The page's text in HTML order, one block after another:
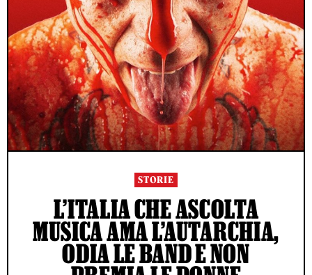
STORIE
L’ITALIA CHE ASCOLTA
MUSICA AMA L’AUTARCHIA,
ODIA LE BAND E NON